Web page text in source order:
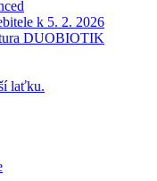
k 5. 2. 2026
DUOBIOTIK
laťku.